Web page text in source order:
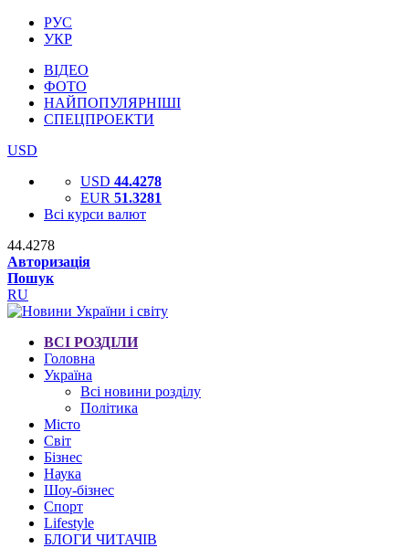
РУС
УКР
ВІДЕО
ФОТО
НАЙПОПУЛЯРНІШІ
СПЕЦПРОЕКТИ
USD
USD 44.4278
EUR 51.3281
Всі курси валют
44.4278
Авторизація
Пошук
RU
ВСІ РОЗДІЛИ
Головна
Україна
Всі новини розділу
Політика
Місто
Світ
Бізнес
Наука
Шоу-бізнес
Спорт
Lifestyle
БЛОГИ ЧИТАЧІВ